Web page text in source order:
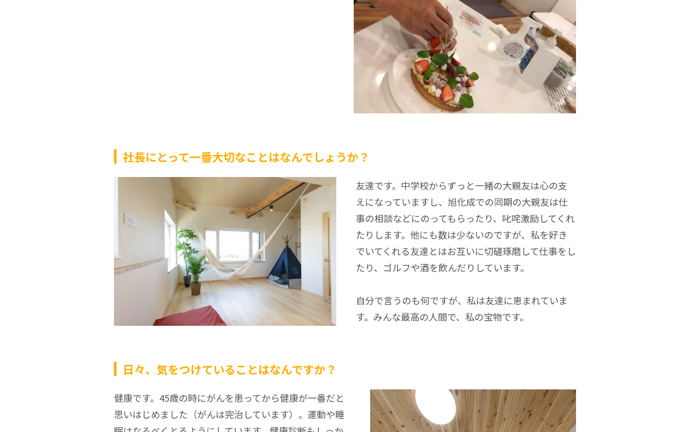
社長にとって一番大切なことはなんでしょうか？
友達です。中学校からずっと一緒の大親友は心の支
えになっていますし、旭化成での同期の大親友は仕
事の相談などにのってもらったり、叱咤激励してくれ
たりします。他にも数は少ないのですが、私を好き
でいてくれる友達とはお互いに切磋琢磨して仕事をし
たり、ゴルフや酒を飲んだりしています。
自分で言うのも何ですが、私は友達に恵まれていま
す。みんな最高の人間で、私の宝物です。
日々、気をつけていることはなんですか？
健康です。45歳の時にがんを患ってから健康が一番だと
思いはじめました（がんは完治しています）。運動や睡